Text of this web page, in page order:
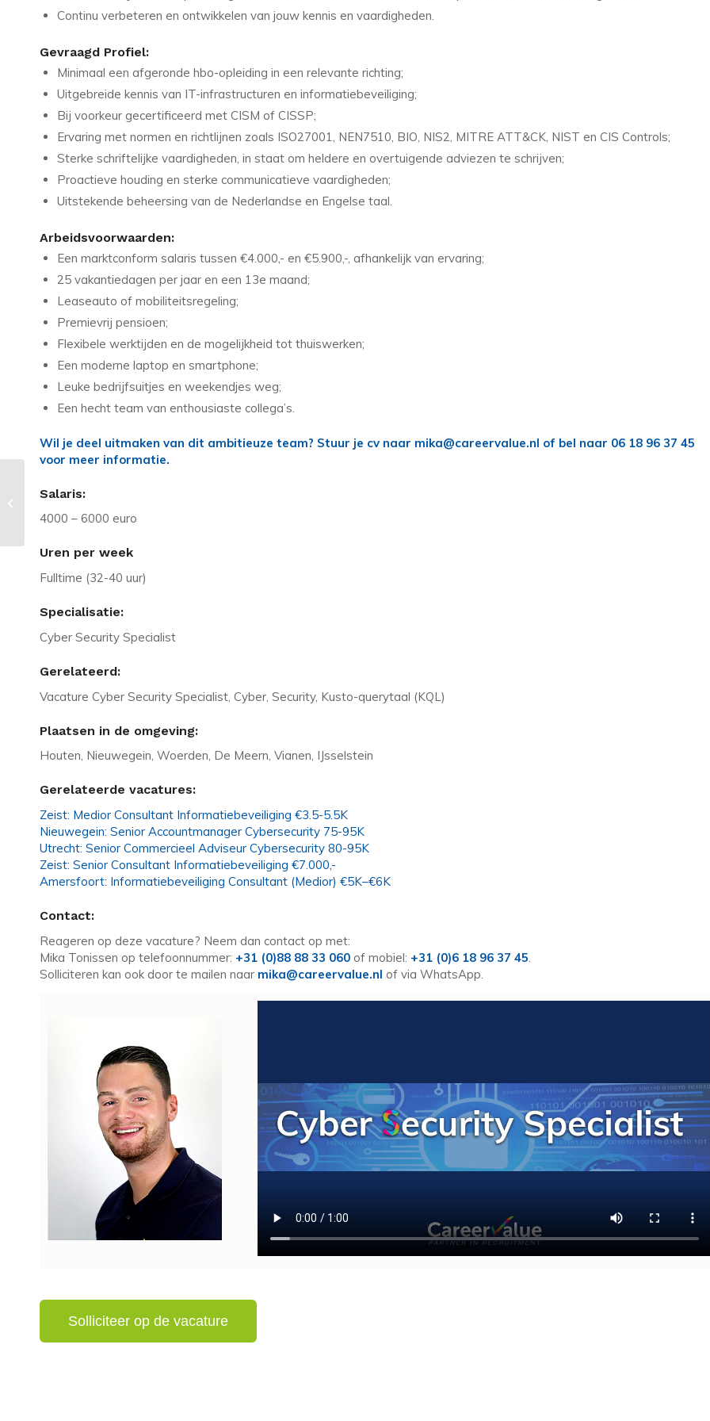
Continu verbeteren en ontwikkelen van jouw kennis en vaardigheden.
Gevraagd Profiel:
Minimaal een afgeronde hbo-opleiding in een relevante richting;
Uitgebreide kennis van IT-infrastructuren en informatiebeveiliging;
Bij voorkeur gecertificeerd met CISM of CISSP;
Ervaring met normen en richtlijnen zoals ISO27001, NEN7510, BIO, NIS2, MITRE ATT&CK, NIST en CIS Controls;
Sterke schriftelijke vaardigheden, in staat om heldere en overtuigende adviezen te schrijven;
Proactieve houding en sterke communicatieve vaardigheden;
Uitstekende beheersing van de Nederlandse en Engelse taal.
Arbeidsvoorwaarden:
Een marktconform salaris tussen €4.000,- en €5.900,-, afhankelijk van ervaring;
25 vakantiedagen per jaar en een 13e maand;
Leaseauto of mobiliteitsregeling;
Premievrij pensioen;
Flexibele werktijden en de mogelijkheid tot thuiswerken;
Een moderne laptop en smartphone;
Leuke bedrijfsuitjes en weekendjes weg;
Een hecht team van enthousiaste collega’s.
Wil je deel uitmaken van dit ambitieuze team? Stuur je cv naar mika@careervalue.nl of bel naar 06 18 96 37 45
voor meer informatie.
Salaris:
4000 – 6000 euro
Uren per week
Fulltime (32-40 uur)
Specialisatie:
Cyber Security Specialist
Gerelateerd:
Vacature Cyber Security Specialist, Cyber, Security, Kusto-querytaal (KQL)
Plaatsen in de omgeving:
Houten, Nieuwegein, Woerden, De Meern, Vianen, IJsselstein
Gerelateerde vacatures:
Zeist: Medior Consultant Informatiebeveiliging €3.5-5.5K
Nieuwegein: Senior Accountmanager Cybersecurity 75-95K
Utrecht: Senior Commercieel Adviseur Cybersecurity 80-95K
Zeist: Senior Consultant Informatiebeveiliging €7.000,-
Amersfoort: Informatiebeveiliging Consultant (Medior) €5K–€6K
Contact:
Reageren op deze vacature? Neem dan contact op met:
Mika Tonissen op telefoonnummer: +31 (0)88 88 33 060 of mobiel: +31 (0)6 18 96 37 45.
Solliciteren kan ook door te mailen naar mika@careervalue.nl of via WhatsApp.
Servicedesk/Werkplekbeheerder |
Microsoft 365